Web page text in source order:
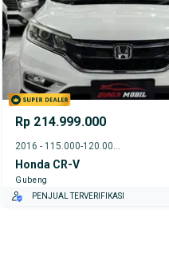
Rp 214.999.000
Honda CR-V
Gubeng
PENJUAL TERVERIFIKASI